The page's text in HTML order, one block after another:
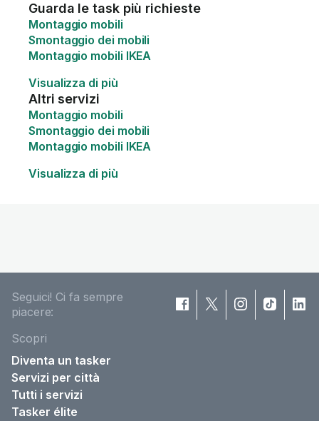
Guarda le task più richieste
Montaggio mobili
Smontaggio dei mobili
Montaggio mobili IKEA
Visualizza di più
Altri servizi
Montaggio mobili
Smontaggio dei mobili
Montaggio mobili IKEA
Visualizza di più
Seguici! Ci fa sempre
piacere:
Scopri
Diventa un tasker
Servizi per città
Tutti i servizi
Tasker élite